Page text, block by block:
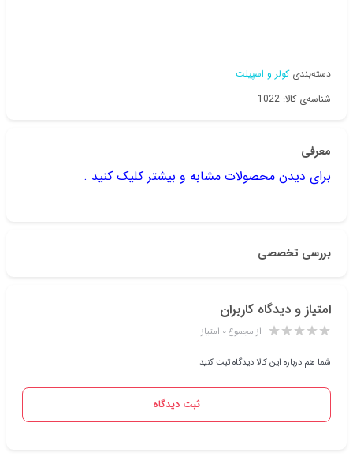
دسته‌بندی کولر و اسپیلت
شناسه‌ی کالا: 1022
معرفی
برای دیدن محصولات مشابه و بیشتر کلیک کنید .
بررسی تخصصی
امتیاز و دیدگاه کاربران
از مجموع ۰ امتیاز
شما هم درباره این کالا دیدگاه ثبت کنید
ثبت دیدگاه